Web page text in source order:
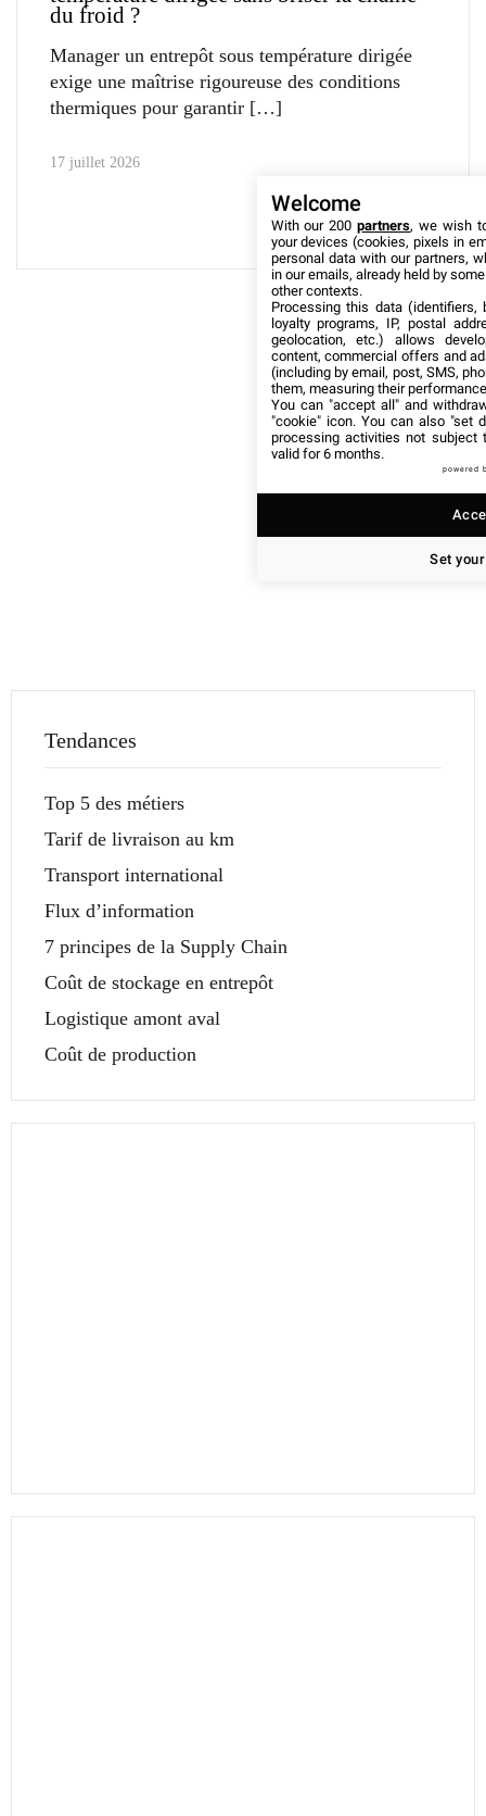
du froid ?
Manager un entrepôt sous température dirigée
exige une maîtrise rigoureuse des conditions
thermiques pour garantir
17 juillet 2026
Tendances
Top 5 des métiers
Tarif de livraison au km
Transport international
Flux d’information
7 principes de la Supply Chain
Coût de stockage en entrepôt
Logistique amont aval
Coût de production
Welcome
With our 200partners, we wish
your devices (cookies, pixels in
personal data with our partners,
in our emails, already held by
other contexts.
Processing this data (identifiers,
loyalty programs, IP, postal
geolocation, etc.) allows
content, commercial offers and
(including by email, post, SMS,
them, measuring their
You can "accept all" and
"cookie" icon. You can also "set
processing activities not subject
valid for 6 months.
powered
Set